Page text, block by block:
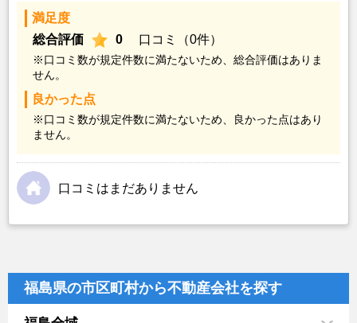
満足度
総合評価
0 口コミ（0件）
※口コミ数が規定件数に満たないため、総合評価はありま
せん。
良かった点
※口コミ数が規定件数に満たないため、良かった点はあり
ません。
口コミはまだありません
福島県の市区町村から不動産会社を探す